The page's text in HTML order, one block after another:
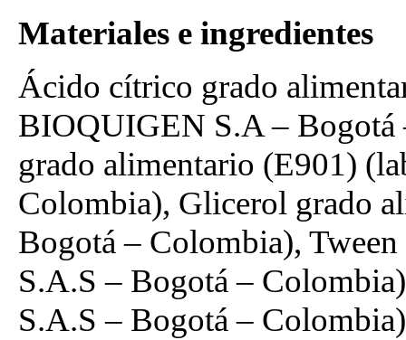
Materiales e ingredientes
Ácido cítrico grado
BIOQUIGEN S.A – Bogotá
grado alimentario (E901)
Colombia), Glicerol grado
Bogotá – Colombia),
S.A.S – Bogotá –
S.A.S – Bogotá –